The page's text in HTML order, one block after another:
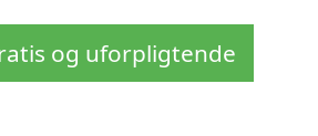
og uforpligtende